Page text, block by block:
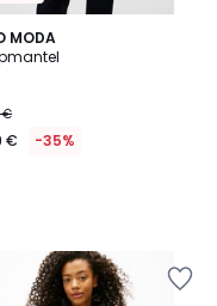
MODA
€
€ -35%